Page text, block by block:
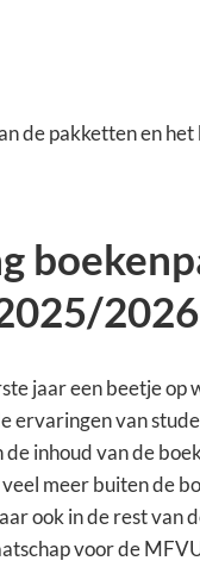
de pakketten en
2026
jaar een beetje op
ervaringen van
inhoud van de
meer buiten de
ook in de rest van
voor de